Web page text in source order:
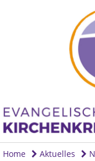
Home Aktuelles